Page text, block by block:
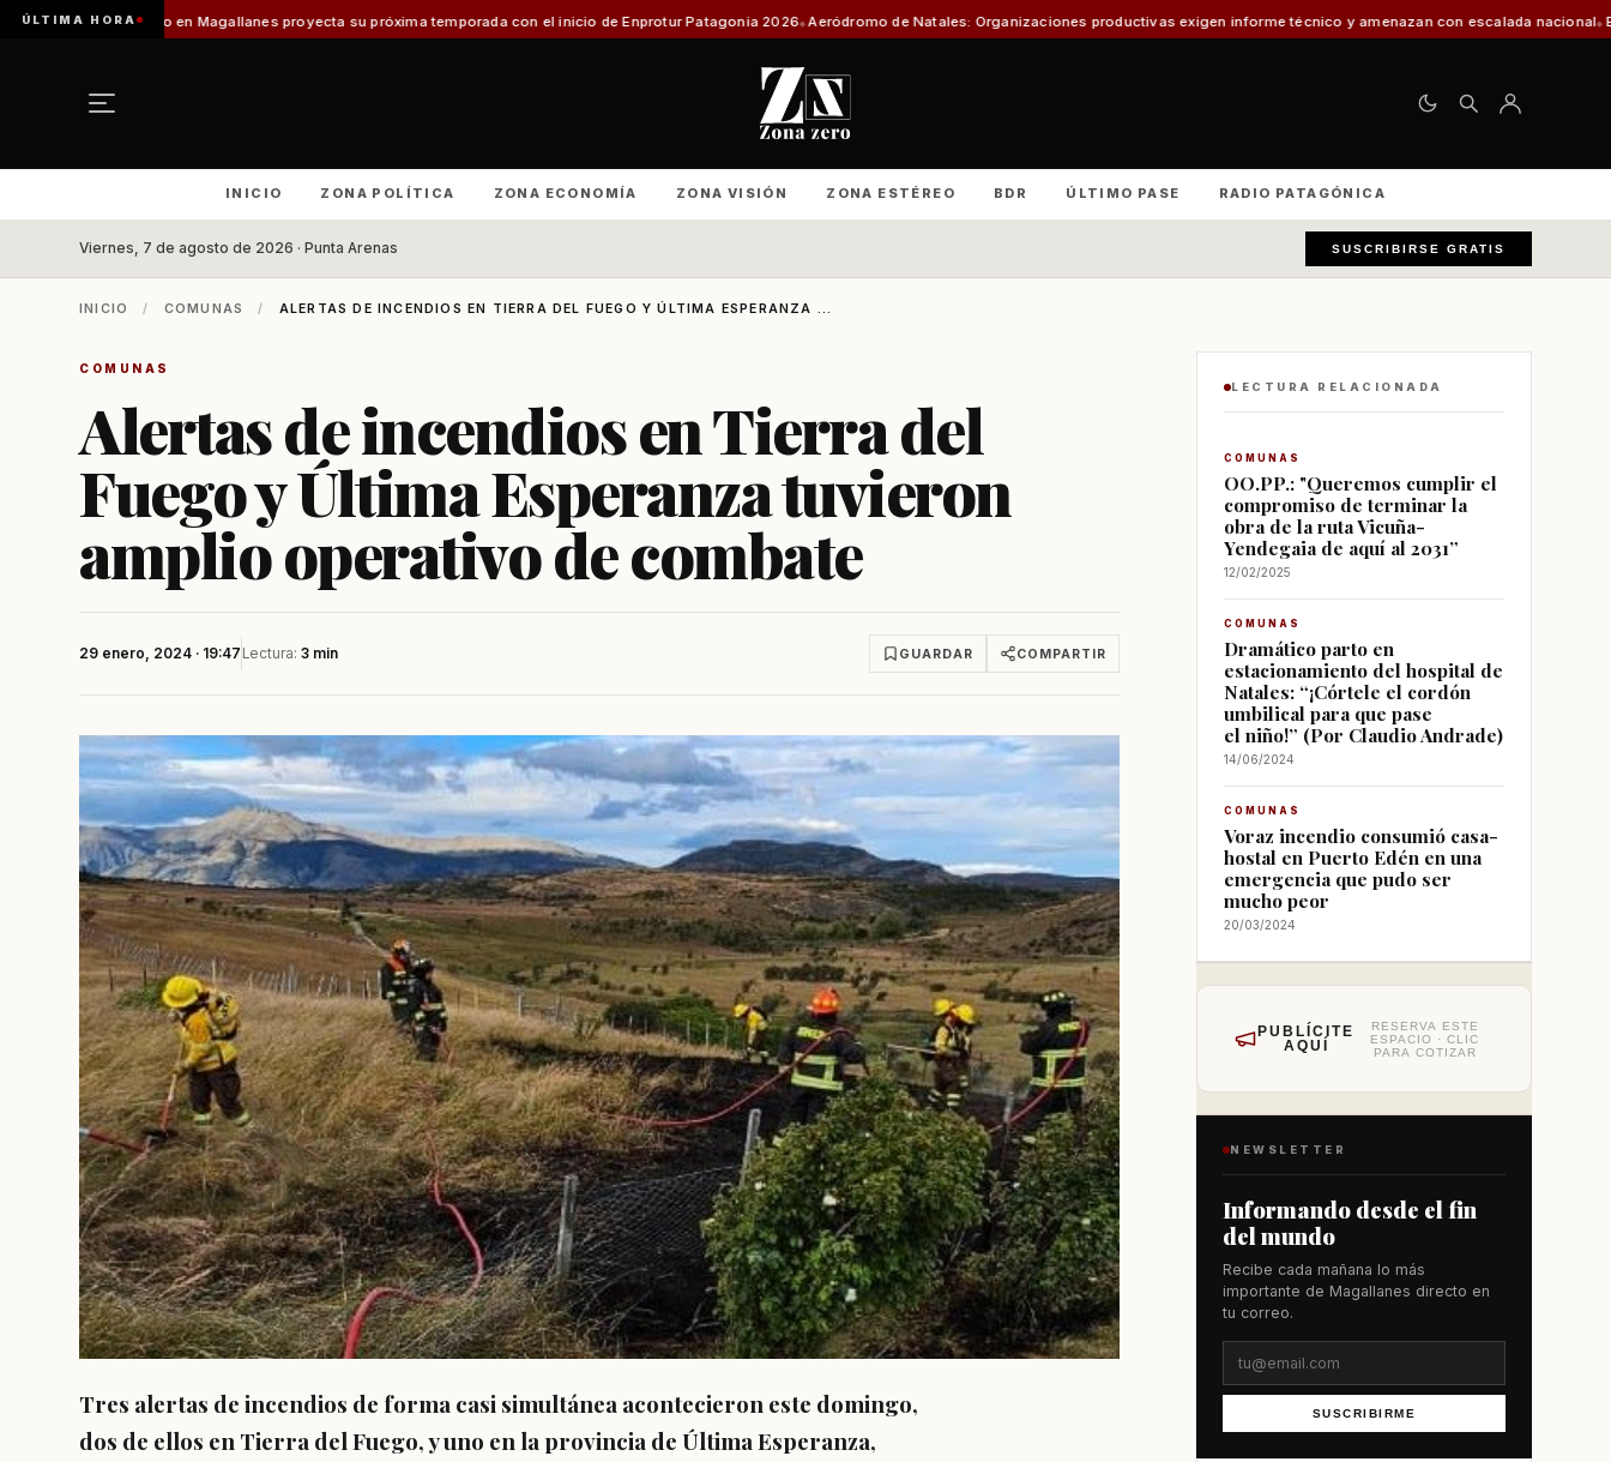
ÚLTIMA HORA
en Magallanes proyecta su próxima temporada con el inicio de Enprotur Patagonia 2026 Aeródromo de Natales: Organizaciones productivas exigen informe técnico y amenazan con escalada nacional El 30% de los
INICIO ZONA POLÍTICA ZONA ECONOMÍA ZONA VISIÓN ZONA ESTÉREO BDR ÚLTIMO PASE RADIO PATAGÓNICA
Viernes, 7 de agosto de 2026 · Punta Arenas SUSCRIBIRSE GRATIS
INICIO / COMUNAS / ALERTAS DE INCENDIOS EN TIERRA DEL FUEGO Y ÚLTIMA ESPERANZA ...
COMUNAS
Alertas de incendios en Tierra del
Fuego y Última Esperanza tuvieron
amplio operativo de combate
29 enero, 2024 · 19:47 Lectura: 3 min GUARDAR COMPARTIR
Tres alertas de incendios de forma casi simultánea acontecieron este domingo,
dos de ellos en Tierra del Fuego, y uno en la provincia de Última Esperanza,
LECTURA RELACIONADA
COMUNAS
OO.PP.: "Queremos cumplir el
compromiso de terminar la
obra de la ruta Vicuña-
Yendegaia de aquí al 2031”
12/02/2025
COMUNAS
Dramático parto en
estacionamiento del hospital de
Natales: “¡Córtele el cordón
umbilical para que pase
el niño!” (Por Claudio Andrade)
14/06/2024
COMUNAS
Voraz incendio consumió casa-
hostal en Puerto Edén en una
emergencia que pudo ser
mucho peor
20/03/2024
PUBLÍCITE
AQUÍ
RESERVA ESTE
ESPACIO · CLIC
PARA COTIZAR
NEWSLETTER
Informando desde el fin
del mundo
Recibe cada mañana lo más
importante de Magallanes directo en
tu correo.
SUSCRIBIRME